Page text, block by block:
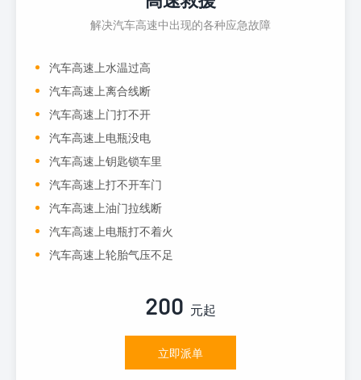
解决汽车高速中出现的各种应急故障
汽车高速上水温过高
汽车高速上离合线断
汽车高速上门打不开
汽车高速上电瓶没电
汽车高速上钥匙锁车里
汽车高速上打不开车门
汽车高速上油门拉线断
汽车高速上电瓶打不着火
汽车高速上轮胎气压不足
200 元起
立即派单